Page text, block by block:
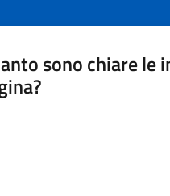
sono chiare le